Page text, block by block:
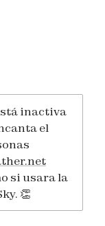
inactiva
el
si usara la
👏